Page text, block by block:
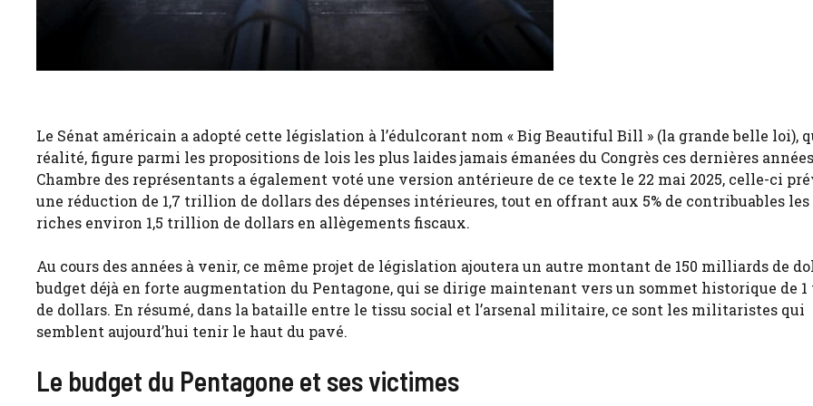
Le Sénat américain a adopté cette législation à l’édulcorant nom « Big Beautiful Bill » (la grande belle loi),
réalité, figure parmi les propositions de lois les plus laides jamais émanées du Congrès ces dernières
Chambre des représentants a également voté une version antérieure de ce texte le 22 mai 2025, celle-ci
une réduction de 1,7 trillion de dollars des dépenses intérieures, tout en offrant aux 5% de contribuables
riches environ 1,5 trillion de dollars en allègements fiscaux.
Au cours des années à venir, ce même projet de législation ajoutera un autre montant de 150 milliards de
budget déjà en forte augmentation du Pentagone, qui se dirige maintenant vers un sommet historique de
de dollars. En résumé, dans la bataille entre le tissu social et l’arsenal militaire, ce sont les militaristes qui
semblent aujourd’hui tenir le haut du pavé.
Le budget du Pentagone et ses victimes